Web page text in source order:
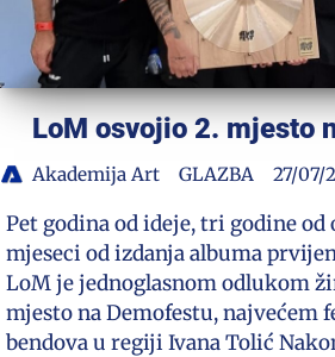
LoM osvojio 2. mjesto
Akademija Art GLAZBA 27/07/
Pet godina od ideje, tri godine od
mjeseci od izdanja albuma
LoM je jednoglasnom odlukom
mjesto na Demofestu, najvećem
bendova u regiji Ivana Tolić